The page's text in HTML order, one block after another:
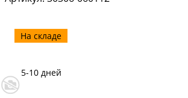
На складе
5-10 дней